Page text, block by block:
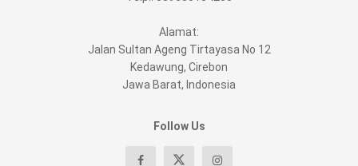
Alamat:
Jalan Sultan Ageng Tirtayasa No 12
Kedawung, Cirebon
Jawa Barat, Indonesia
Follow Us